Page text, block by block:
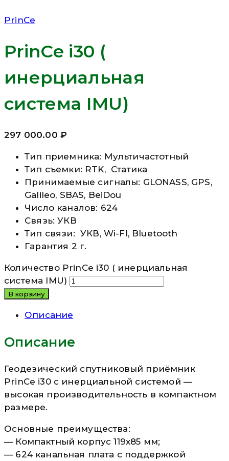
PrinCe
PrinCe i30 (
инерциальная
система IMU)
297 000.00 ₽
Тип приемника: Мультичастотный
Тип съемки: RTK, Статика
Принимаемые сигналы: GLONASS, GPS,
Galileo, SBAS, BeiDou
Число каналов: 624
Связь: УКВ
Тип связи: УКВ, Wi-FI, Bluetooth
Гарантия 2 г.
Количество PrinCe i30 ( инерциальная
система IMU)
В корзину
Описание
Описание
Геодезический спутниковый приёмник
PrinCe i30 с инерциальной системой —
высокая производительность в компактном
размере.
Основные преимущества:
— Компактный корпус 119х85 мм;
— 624 канальная плата с поддержкой